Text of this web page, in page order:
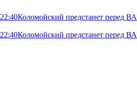
22:40Коломойский предстанет перед
22:40Коломойский предстанет перед